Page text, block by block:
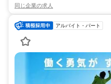
同じ企業の求人
アルバイト・パート